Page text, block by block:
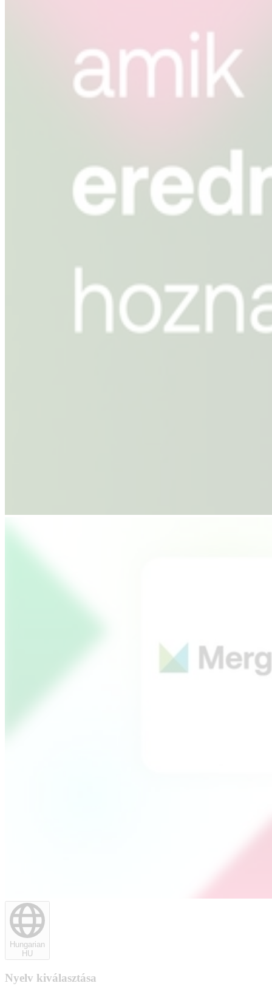
Hungarian
HU
Nyelv kiválasztása